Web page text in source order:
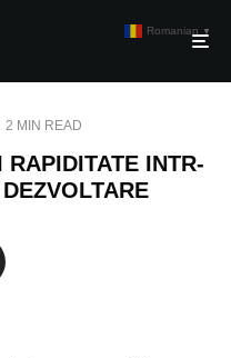
2 MIN READ
RAPIDITATE INTR-
Romanian ▼